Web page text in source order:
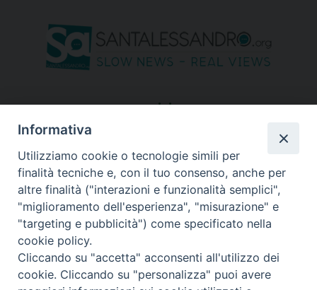
seguici su
Informativa
Utilizziamo cookie o tecnologie simili per
finalità tecniche e, con il tuo consenso, anche per
altre finalità ("interazioni e funzionalità semplici",
"miglioramento dell'esperienza", "misurazione" e
"targeting e pubblicità") come specificato nella
cookie policy.
Cliccando su "accetta" acconsenti all'utilizzo dei
cookie. Cliccando su "personalizza" puoi avere